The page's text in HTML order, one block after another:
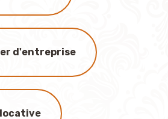
d'entreprise